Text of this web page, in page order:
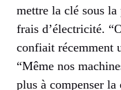
mettre la clé sous
frais d’électricité.
confiait récemment
“Même nos
plus à compenser la